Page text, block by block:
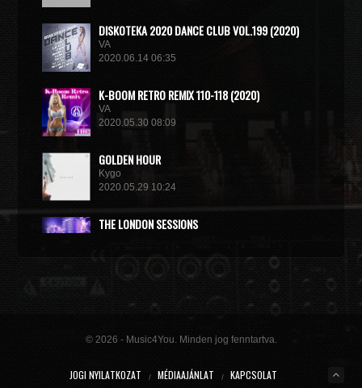
DISКОТЕКА 2020 DANCE CLUB VOL.199 (2020)
VA
2020.06.14 06:35
K-BOOM RETRO REMIX 110-118 (2020)
VA
2020.05.30 08:09
GOLDEN HOUR
Kygo
2020.05.29 10:24
THE LONDON SESSIONS
© 2026 - Music4You. Minden jog fenntartva.
JOGI NYILATKOZAT MÉDIAAJÁNLAT KAPCSOLAT